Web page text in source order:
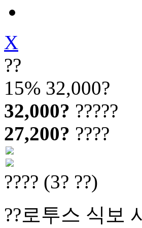
X
??
15% 32,000?
32,000? ?????
27,200? ????
???? (3? ??)
??로투스 식보